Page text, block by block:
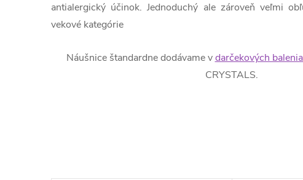
antialergický účinok. Jednoduchý ale zároveň veľmi
vekové kategórie
Náušnice štandardne dodávame vdarčekových
CRYSTALS.